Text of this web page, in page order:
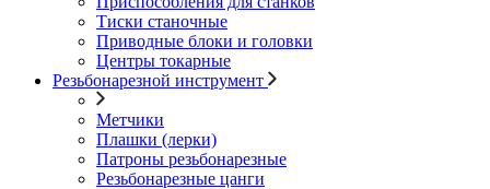
Тиски станочные
Приводные блоки и головки
Центры токарные
Резьбонарезной инструмент
Метчики
Плашки (лерки)
Патроны резьбонарезные
Резьбонарезные цанги